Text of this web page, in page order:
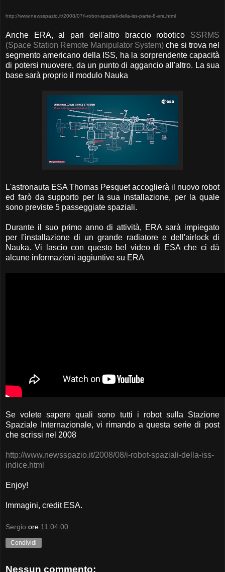
http://www.newsspazio.it/2008/07/i-robot-spaziali-della-iss-parte-8-era.html
Anche ERA, al pari dell'altro braccio robotico SSRMS
(Space Station Remote Manipulator System) che si trova nel
segmento americano della ISS, ha la sorprendente capacità
di potersi muovere, da un punto di aggancio all'altro. La sua
base sarà proprio il modulo Nauka
L'astronauta ESA Thomas Pesquet accoglierà il nuovo robot
ed farò da supporto per la sua installazione, per la quale
sono previste 5 passeggiate spaziali.
Durante il suo primo anno di attività, ERA sarà impiegato
per l'installazione di un grande radiatore e dell'airlock di
Nauka. Vi lascio con questo bel video di ESA che ci dà
alcune informazioni aggiuntive su ERA
Se volete sapere quali sono tutti i robot sulla Stazione
Spaziale Internazionale, vi rimando a questa serie di post
che scrissi nel 2008
http://www.newsspazio.it/2008/08/i-robot-spaziali-della-iss-
indice.html
Enjoy!
Immagini, credit ESA.
Sergio ore 11:04:00
Condividi
Nessun commento: